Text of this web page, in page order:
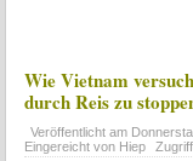
Wie Vietnam
durch Reis zu
Veröffentlicht am
Eingereicht von Hiep